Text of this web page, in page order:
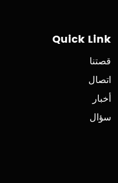
Quick Link
قصتنا
اتصال
أخبار
سؤال